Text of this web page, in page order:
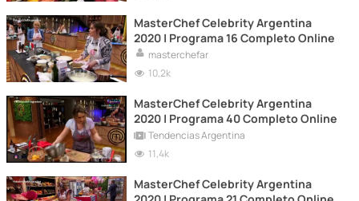
MasterChef Celebrity Argentina
2020 | Programa 16 Completo Online
masterchefar
10,2k
MasterChef Celebrity Argentina
2020 | Programa 40 Completo Online
Tendencias Argentina
11,4k
MasterChef Celebrity Argentina